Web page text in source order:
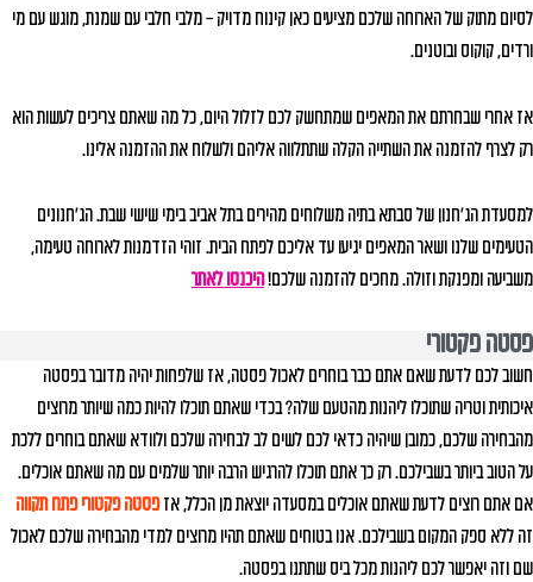
לסיום מתוק של הארוחה שלכם מציעים כאן קינוח מדויק – מלבי חלבי עם שמנת, מוגש עם מי
ורדים, קוקוס ובוטנים.
אז אחרי שבחרתם את המאפים שמתחשק לכם לזלול היום, כל מה שאתם צריכים לעשות הוא
רק לצרף להזמנה את השתייה הקלה שתתלווה אליהם ולשלוח את ההזמנה אלינו.
למסעדת הג'חנון של סבתא בתיה משלוחים מהירים בתל אביב בימי שישי שבת. הג'חנונים
הטעימים שלנו ושאר המאפים יגיעו עד אליכם לפתח הבית. זוהי הזדמנות לארוחה טעימה,
משביעה ומפנקת וזולה. מחכים להזמנה שלכם!היכנסו לאתר
פסטה פקטורי
חשוב לכם לדעת שאם אתם כבר בוחרים לאכול פסטה, אז שלפחות יהיה מדובר בפסטה
איכותית וטריה שתוכלו ליהנות מהטעם שלה? בכדי שאתם תוכלו להיות כמה שיותר מרוצים
מהבחירה שלכם, כמובן שיהיה כדאי לכם לשים לב לבחירה שלכם ולוודא שאתם בוחרים ללכת
על הטוב ביותר בשבילכם. רק כך אתם תוכלו להרגיש הרבה יותר שלמים עם מה שאתם אוכלים.
אם אתם רוצים לדעת שאתם אוכלים במסעדה יוצאת מן הכלל, אזפסטה פקטורי פתח תקווה
זה ללא ספק המקום בשבילכם. אנו בטוחים שאתם תהיו מרוצים למדי מהבחירה שלכם לאכול
שם וזה יאפשר לכם ליהנות מכל ביס שתתנו בפסטה.